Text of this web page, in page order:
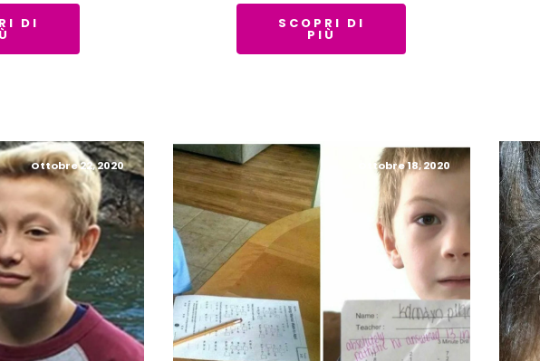
DI SCOPRI DI
PIÙ
Ottobre 22, 2020 Ottobre 18, 2020